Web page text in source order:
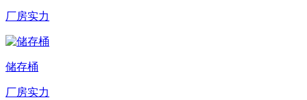
厂房实力
储存桶
厂房实力